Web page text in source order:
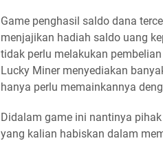
Game penghasil saldo dana
menjajikan hadiah saldo uang
tidak perlu melakukan
Lucky Miner menyediakan
hanya perlu memainkannya
Didalam game ini nantinya
yang kalian habiskan dalam